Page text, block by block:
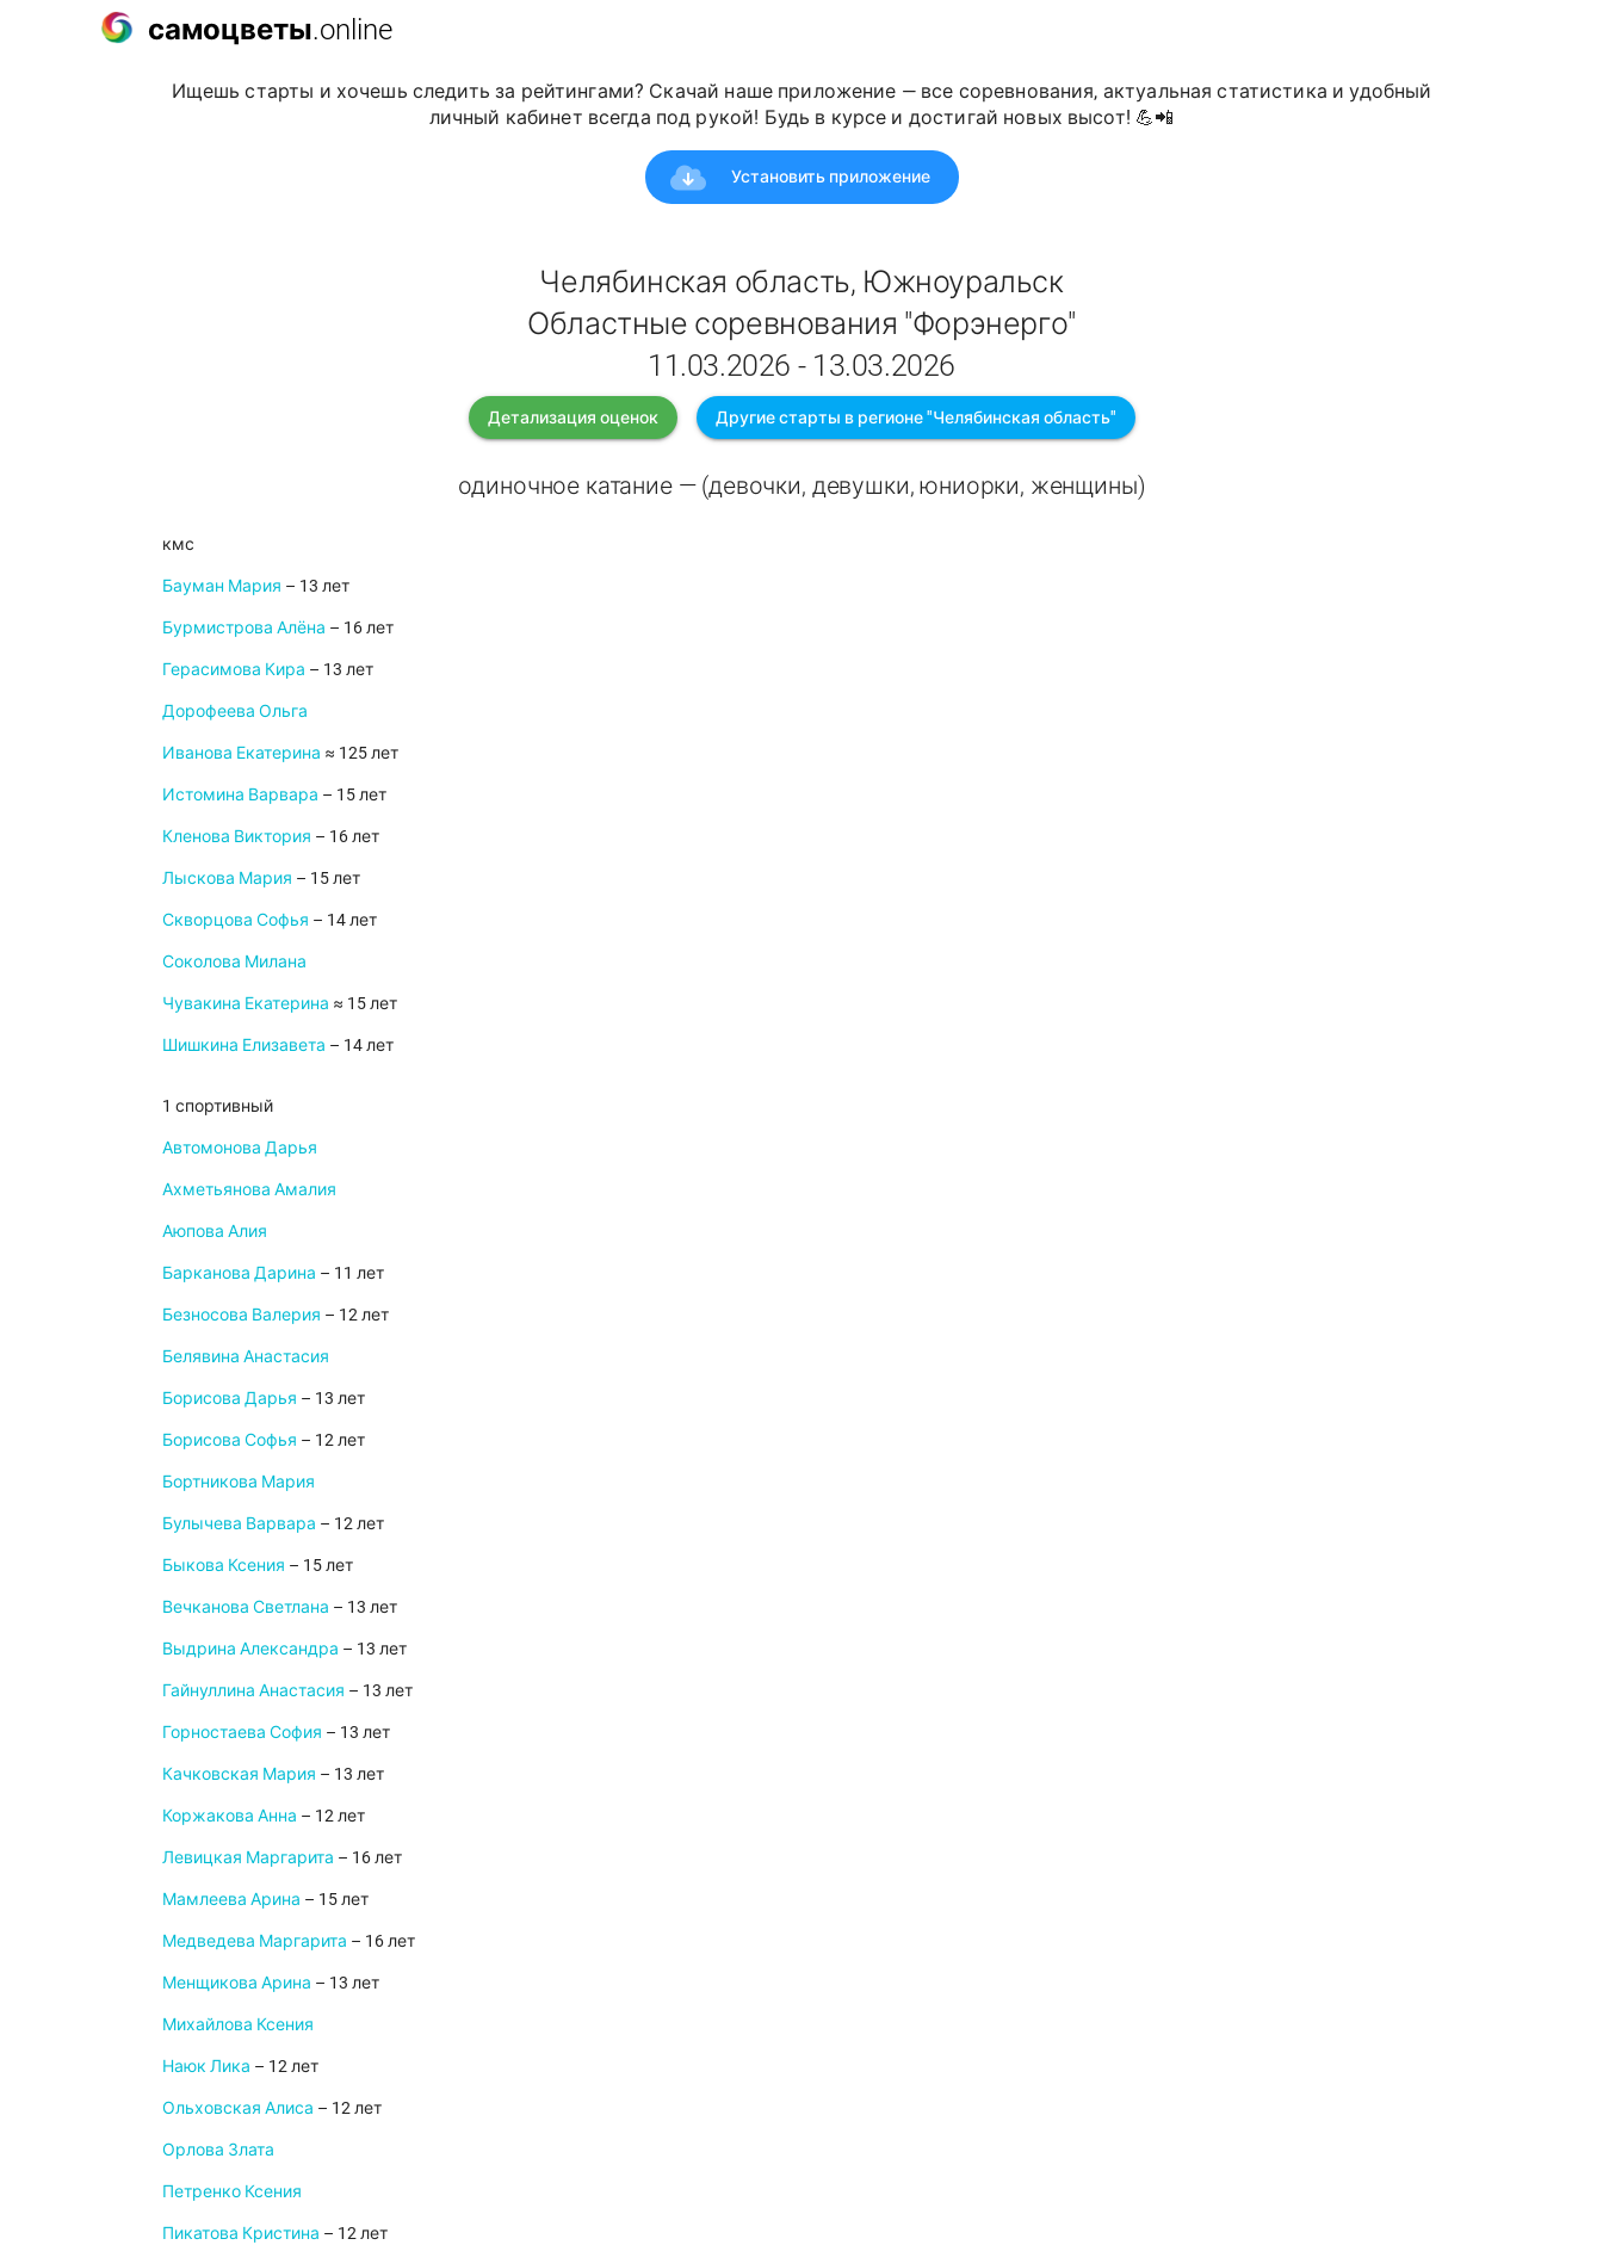
самоцветы.online
Ищешь старты и хочешь следить за рейтингами? Скачай наше приложение — все соревнования, актуальная статистика и удобный
личный кабинет всегда под рукой! Будь в курсе и достигай новых высот! 💪📲
Установить приложение
Челябинская область, Южноуральск
Областные соревнования "Форэнерго"
11.03.2026 - 13.03.2026
Детализация оценок Другие старты в регионе "Челябинская область"
одиночное катание — (девочки, девушки, юниорки, женщины)
кмс
Бауман Мария – 13 лет
Бурмистрова Алёна – 16 лет
Герасимова Кира – 13 лет
Дорофеева Ольга
Иванова Екатерина ≈ 125 лет
Истомина Варвара – 15 лет
Кленова Виктория – 16 лет
Лыскова Мария – 15 лет
Скворцова Софья – 14 лет
Соколова Милана
Чувакина Екатерина ≈ 15 лет
Шишкина Елизавета – 14 лет
1 спортивный
Автомонова Дарья
Ахметьянова Амалия
Аюпова Алия
Барканова Дарина – 11 лет
Безносова Валерия – 12 лет
Белявина Анастасия
Борисова Дарья – 13 лет
Борисова Софья – 12 лет
Бортникова Мария
Булычева Варвара – 12 лет
Быкова Ксения – 15 лет
Вечканова Светлана – 13 лет
Выдрина Александра – 13 лет
Гайнуллина Анастасия – 13 лет
Горностаева София – 13 лет
Качковская Мария – 13 лет
Коржакова Анна – 12 лет
Левицкая Маргарита – 16 лет
Мамлеева Арина – 15 лет
Медведева Маргарита – 16 лет
Менщикова Арина – 13 лет
Михайлова Ксения
Наюк Лика – 12 лет
Ольховская Алиса – 12 лет
Орлова Злата
Петренко Ксения
Пикатова Кристина – 12 лет